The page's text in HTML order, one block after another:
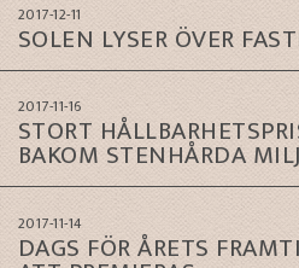
2017-12-11
SOLEN LYSER ÖVER
2017-11-16
STORT
BAKOM STENHÅRDA
2017-11-14
DAGS FÖR ÅRETS